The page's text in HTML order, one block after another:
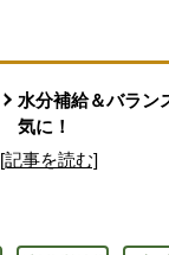
水分補給＆バラン
気に！
[記事を読む]